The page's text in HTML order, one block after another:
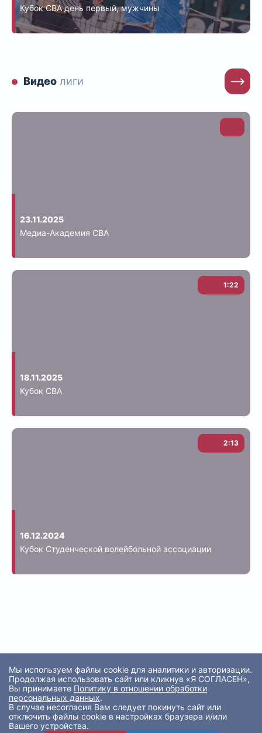
Кубок СВА день первый, мужчины
Видео лиги
23.11.2025
Медиа-Академия СВА
18.11.2025
Кубок СВА
1:22
16.12.2024
Кубок Студенческой волейбольной ассоциации
2:13
Мы используем файлы cookie для аналитики и авторизации.
Продолжая использовать сайт или кликнув «Я СОГЛАСЕН»,
Вы принимаете Политику в отношении обработки
персональных данных.
В случае несогласия Вам следует покинуть сайт или
отключить файлы cookie в настройках браузера и/или
Вашего устройства.